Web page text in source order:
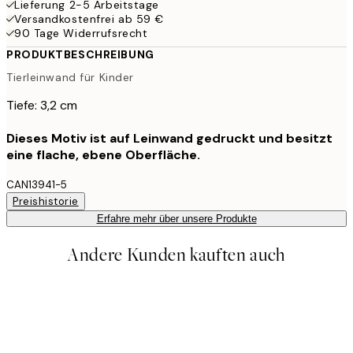
Lieferung 2-5 Arbeitstage
Versandkostenfrei ab 59 €
90 Tage Widerrufsrecht
PRODUKTBESCHREIBUNG
Tierleinwand für Kinder
Tiefe: 3,2 cm
Dieses Motiv ist auf Leinwand gedruckt und besitzt
eine flache, ebene Oberfläche.
CAN13941-5
Preishistorie
Erfahre mehr über unsere Produkte
Andere Kunden kauften auch